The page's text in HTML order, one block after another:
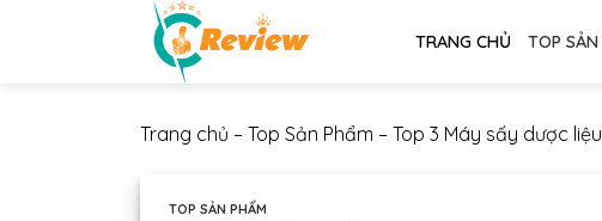
TRANG CHỦ TOP
Trang chủ – Top Sản Phẩm – Top 3 Máy sấy dược
TOP SẢN PHẨM